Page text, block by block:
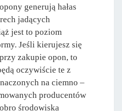
generują hałas
jadących
jest to poziom
Jeśli kierujesz się
zakupie opon, to
oczywiście te z
na ciemno –
producentów
środowiska